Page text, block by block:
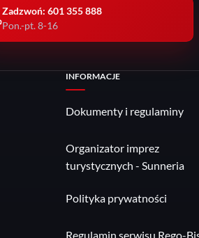
Zadzwoń: 601 355 888
Pon.-pt. 8-16
INFORMACJE
Dokumenty i regulaminy
Organizator imprez
turystycznych - Sunneria
Polityka prywatności
Regulamin serwisu Rego-